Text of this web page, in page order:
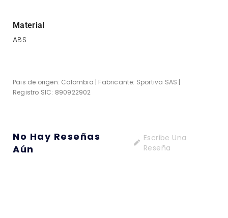
Material
ABS
Pais de origen: Colombia | Fabricante: Sportiva SAS |
Registro SIC: 890922902
No Hay Reseñas
Aún
Escribe Una
Reseña